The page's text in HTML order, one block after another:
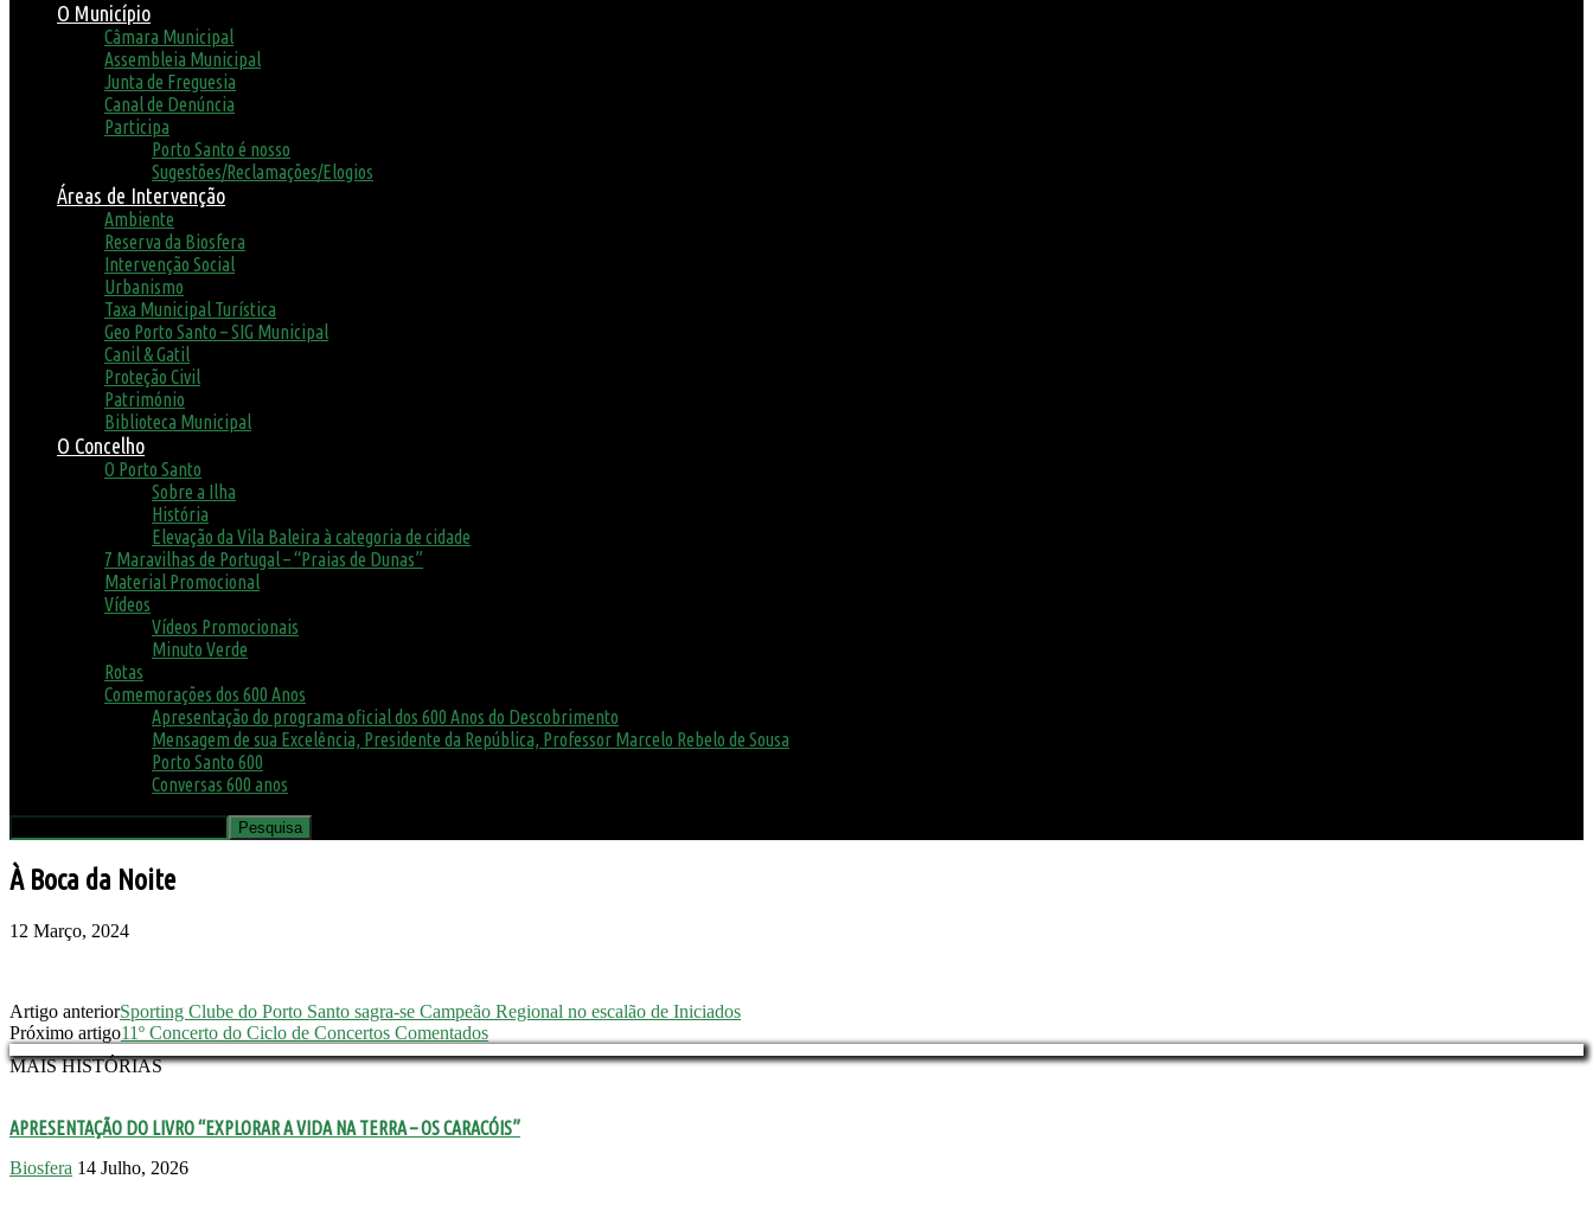
O Município
Câmara Municipal
Assembleia Municipal
Junta de Freguesia
Canal de Denúncia
Participa
Porto Santo é nosso
Sugestões/Reclamações/Elogios
Áreas de Intervenção
Ambiente
Reserva da Biosfera
Intervenção Social
Urbanismo
Taxa Municipal Turística
Geo Porto Santo – SIG Municipal
Canil & Gatil
Proteção Civil
Património
Biblioteca Municipal
O Concelho
O Porto Santo
Sobre a Ilha
História
Elevação da Vila Baleira à categoria de cidade
7 Maravilhas de Portugal – “Praias de Dunas”
Material Promocional
Vídeos
Vídeos Promocionais
Minuto Verde
Rotas
Comemorações dos 600 Anos
Apresentação do programa oficial dos 600 Anos do Descobrimento
Mensagem de sua Excelência, Presidente da República, Professor Marcelo Rebelo de Sousa
Porto Santo 600
Conversas 600 anos
À Boca da Noite
12 Março, 2024
Artigo anteriorSporting Clube do Porto Santo sagra-se Campeão Regional no escalão de Iniciados
Próximo artigo11º Concerto do Ciclo de Concertos Comentados
MAIS HISTÓRIAS
APRESENTAÇÃO DO LIVRO “EXPLORAR A VIDA NA TERRA – OS CARACÓIS”
Biosfera 14 Julho, 2026